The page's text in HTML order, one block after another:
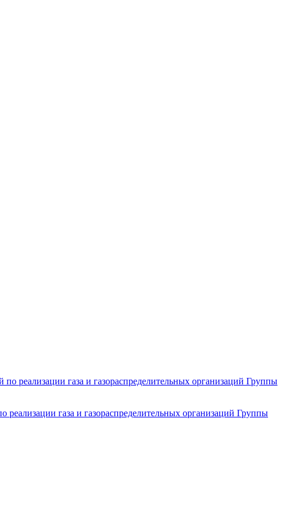
реализации газа и газораспределительных организаций Группы